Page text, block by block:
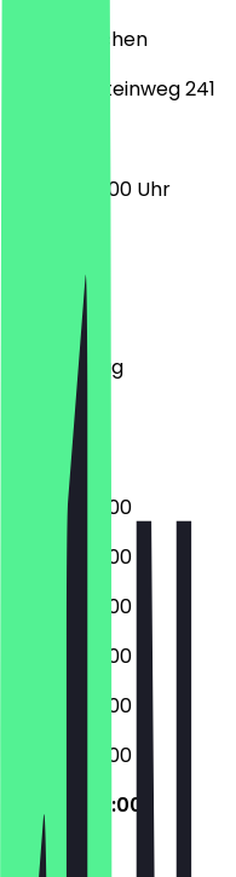
Aachen
Adalbertsteinweg 241
06:00 - 22:00 Uhr
Dienstag
Mittwoch
Donnerstag
Freitag
Samstag
Sonntag
06:00 - 22:00
06:00 - 22:00
06:00 - 22:00
06:00 - 22:00
06:00 - 22:00
06:00 - 22:00
06:00 - 22:00